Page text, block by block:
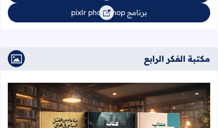
برنامج pixlr photoshop
مكتبة الفكر الرابع